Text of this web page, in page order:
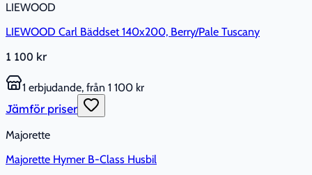
LIEWOOD
LIEWOOD Carl Bäddset 140x200, Berry/Pale Tuscany
1 100 kr
1 erbjudande, från 1 100 kr
Jämför priser
Majorette
Majorette Hymer B-Class Husbil